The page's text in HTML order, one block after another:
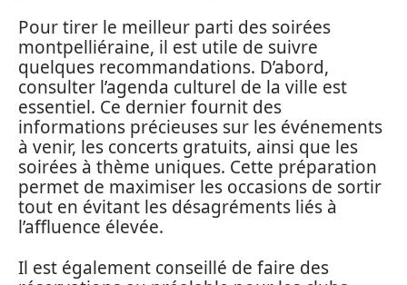
Pour tirer le meilleur parti des soirées
montpelliéraine, il est utile de suivre
quelques recommandations. D’abord,
consulter l’agenda culturel de la ville est
essentiel. Ce dernier fournit des
informations précieuses sur les événements
à venir, les concerts gratuits, ainsi que les
soirées à thème uniques. Cette préparation
permet de maximiser les occasions de sortir
tout en évitant les désagréments liés à
l’affluence élevée.
Il est également conseillé de faire des